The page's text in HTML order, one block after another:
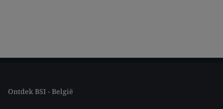
Ontdek BSI - België